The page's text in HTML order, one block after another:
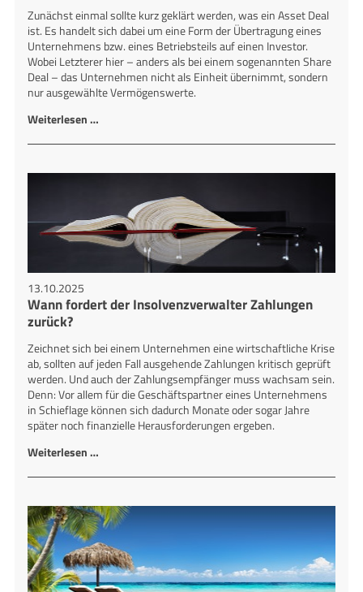
Zunächst einmal sollte kurz geklärt werden, was ein Asset Deal
ist. Es handelt sich dabei um eine Form der Übertragung eines
Unternehmens bzw. eines Betriebsteils auf einen Investor.
Wobei Letzterer hier – anders als bei einem sogenannten Share
Deal – das Unternehmen nicht als Einheit übernimmt, sondern
nur ausgewählte Vermögenswerte.
Weiterlesen …
13.10.2025
Wann fordert der Insolvenzverwalter Zahlungen
zurück?
Zeichnet sich bei einem Unternehmen eine wirtschaftliche Krise
ab, sollten auf jeden Fall ausgehende Zahlungen kritisch geprüft
werden. Und auch der Zahlungsempfänger muss wachsam sein.
Denn: Vor allem für die Geschäftspartner eines Unternehmens
in Schieflage können sich dadurch Monate oder sogar Jahre
später noch finanzielle Herausforderungen ergeben.
Weiterlesen …